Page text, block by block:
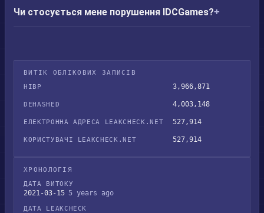
Чи стосується мене порушення IDCGames?
ВИТІК ОБЛІКОВИХ ЗАПИСІВ
HIBP
3,966,871
DEHASHED 4,003,148
ЕЛЕКТРОННА АДРЕСА LEAKCHECK.NET 527,914
КОРИСТУВАЧІ LEAKCHECK.NET 527,914
ХРОНОЛОГІЯ
ДАТА ВИТОКУ
2021-03-15 5 years ago
ДАТА LEAKCHECK